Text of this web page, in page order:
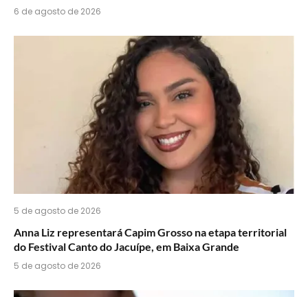
6 de agosto de 2026
5 de agosto de 2026
Anna Liz representará Capim Grosso na etapa territorial
do Festival Canto do Jacuípe, em Baixa Grande
5 de agosto de 2026